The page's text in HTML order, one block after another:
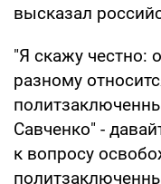
высказал
"Я скажу честно:
разному
Савченко" -
к вопросу